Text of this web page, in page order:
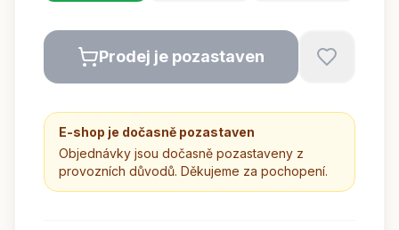
Prodej je pozastaven
E-shop je dočasně pozastaven
Objednávky jsou dočasně pozastaveny z
provozních důvodů. Děkujeme za pochopení.